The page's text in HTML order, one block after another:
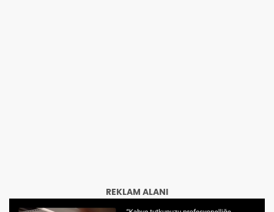
REKLAM ALANI